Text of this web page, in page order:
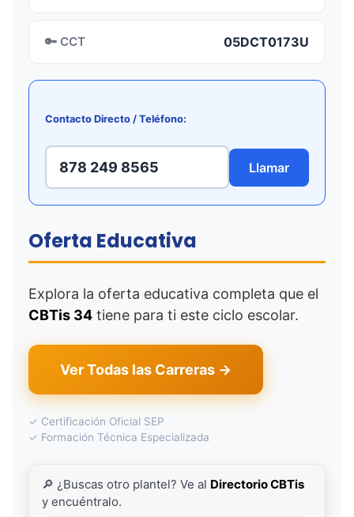
🔑 CCT 05DCT0173U
Contacto Directo / Teléfono:
878 249 8565 Llamar
Oferta Educativa
Explora la oferta educativa completa que el
CBTis 34 tiene para ti este ciclo escolar.
Ver Todas las Carreras →
✓ Certificación Oficial SEP
✓ Formación Técnica Especializada
🔎 ¿Buscas otro plantel? Ve al Directorio CBTis
y encuéntralo.